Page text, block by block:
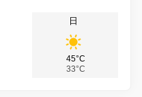
日
45°C
33°C